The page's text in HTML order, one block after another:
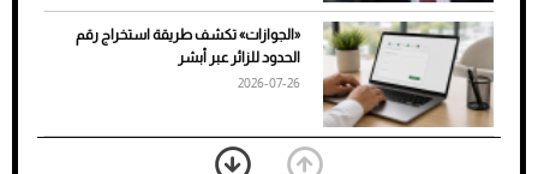
7 نصائح لاختيار لون البنطلون المناسب للقميص
الأسود
«الجوازات» تكشف طريقة استخراج رقم
الحدود للزائر عبر أبشر
2026-07-26
بعد 7 أشهر من تعرضه لحادث مروع.. جوشوا